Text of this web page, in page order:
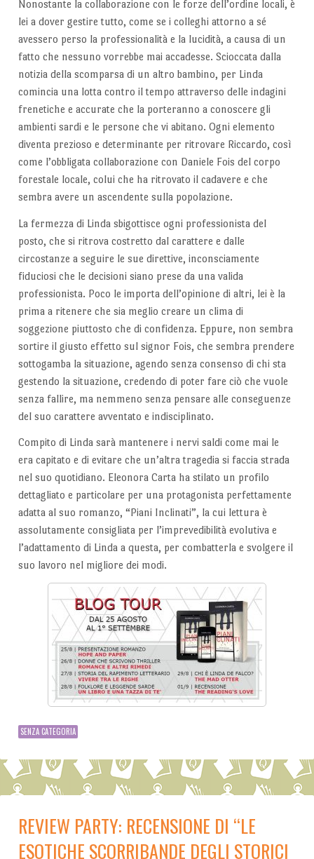
Nonostante la collaborazione con le forze dell’ordine locali, è
lei a dover gestire tutto, come se i colleghi attorno a sé
avessero perso la professionalità e la lucidità, a causa di un
fatto che nessuno vorrebbe mai accadesse. Scioccata dalla
notizia della scomparsa di un altro bambino, per Linda
comincia una lotta contro il tempo attraverso delle indagini
frenetiche e accurate che la porteranno a conoscere gli
ambienti sardi e le persone che vi abitano. Ogni elemento
diventa prezioso e determinante per ritrovare Riccardo, così
come l’obbligata collaborazione con Daniele Fois del corpo
forestale locale, colui che ha ritrovato il cadavere e che
sembra avere un ascendente sulla popolazione.
La fermezza di Linda sbigottisce ogni professionista del
posto, che si ritrova costretto dal carattere e dalle
circostanze a seguire le sue direttive, inconsciamente
fiduciosi che le decisioni siano prese da una valida
professionista. Poco le importa dell’opinione di altri, lei è la
prima a ritenere che sia meglio creare un clima di
soggezione piuttosto che di confidenza. Eppure, non sembra
sortire il giusto effetto sul signor Fois, che sembra prendere
sottogamba la situazione, agendo senza consenso di chi sta
gestendo la situazione, credendo di poter fare ciò che vuole
senza fallire, ma nemmeno senza pensare alle conseguenze
del suo carattere avventato e indisciplinato.
Compito di Linda sarà mantenere i nervi saldi come mai le
era capitato e di evitare che un’altra tragedia si faccia strada
nel suo quotidiano. Eleonora Carta ha stilato un profilo
dettagliato e particolare per una protagonista perfettamente
adatta al suo romanzo, “Piani Inclinati”, la cui lettura è
assolutamente consigliata per l’imprevedibilità evolutiva e
l’adattamento di Linda a questa, per combatterla e svolgere il
suo lavoro nel migliore dei modi.
SENZA CATEGORIA
REVIEW PARTY: RECENSIONE DI “LE
ESOTICHE SCORRIBANDE DEGLI STORICI